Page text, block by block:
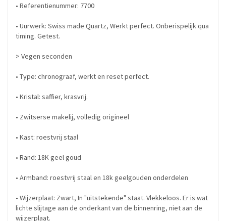
• Referentienummer: 7700
• Uurwerk: Swiss made Quartz, Werkt perfect. Onberispelijk qua
timing. Getest.
> Vegen seconden
• Type: chronograaf, werkt en reset perfect.
• Kristal: saffier, krasvrij.
• Zwitserse makelij, volledig origineel
• Kast: roestvrij staal
• Rand: 18K geel goud
• Armband: roestvrij staal en 18k geelgouden onderdelen
• Wijzerplaat: Zwart, In "uitstekende" staat. Vlekkeloos. Er is wat
lichte slijtage aan de onderkant van de binnenring, niet aan de
wijzerplaat.